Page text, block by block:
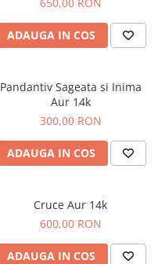
ADAUGA IN COS
Pandantiv Sageata si Inima
Aur 14k
300,00 RON
ADAUGA IN COS
Cruce Aur 14k
600,00 RON
ADAUGA IN COS